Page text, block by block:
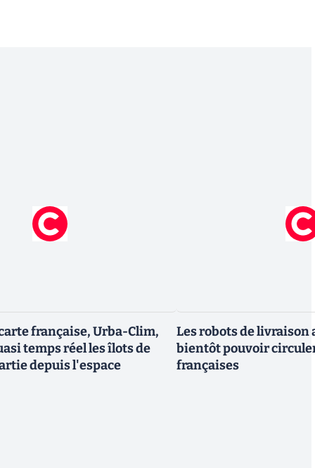
française, Urba-Clim,
temps réel les îlots de
depuis l'espace
Les robots de livraison
bientôt pouvoir
françaises